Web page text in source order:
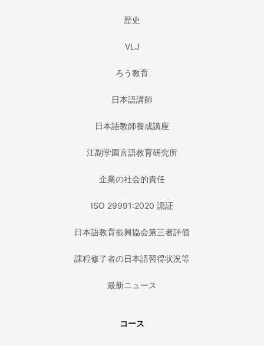
歴史
VLJ
ろう教育
日本語講師
日本語教師養成講座
江副学園言語教育研究所
企業の社会的責任
ISO 29991:2020 認証
日本語教育振興協会第三者評価
課程修了者の日本語習得状況等
最新ニュース
コース